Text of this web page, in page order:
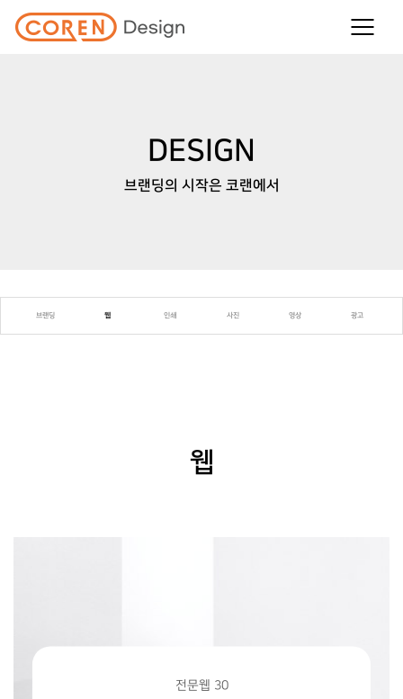
DESIGN
브랜딩의 시작은 코랜에서
브랜딩 웹 인쇄 사진 영상 광고
웹
전문웹 30